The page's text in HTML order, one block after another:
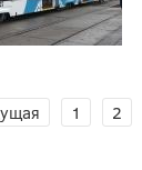
1 2